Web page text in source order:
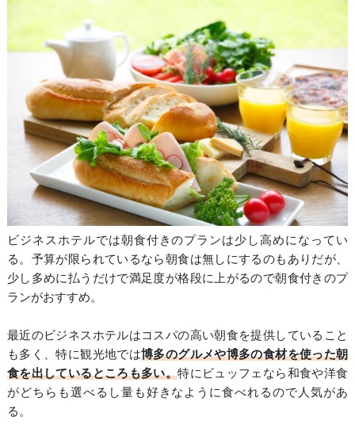
ビジネスホテルでは朝食付きのプランは少し高めになってい
る。予算が限られているなら朝食は無しにするのもありだが、
少し多めに払うだけで満足度が格段に上がるので朝食付きのプ
ランがおすすめ。
最近のビジネスホテルはコスパの高い朝食を提供していること
も多く、特に観光地では博多のグルメや博多の食材を使った朝
食を出しているところも多い。特にビュッフェなら和食や洋食
がどちらも選べるし量も好きなように食べれるので人気があ
る。